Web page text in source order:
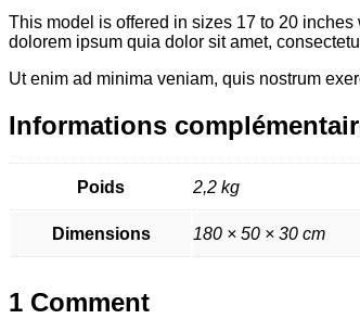
This model is offered in sizes 17 to 20
dolorem ipsum quia dolor sit amet,
Ut enim ad minima veniam, quis nostrum
Informations
Poids 2,2 kg
Dimensions 180 × 50 × 30 cm
1 Comment